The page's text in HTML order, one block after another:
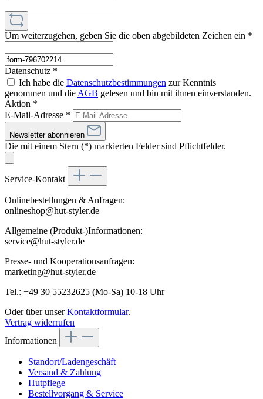
Um weiterzugehen, geben Sie die oben abgebildeten Zeichen ein *
Datenschutz *
Ich habe die Datenschutzbestimmungen zur Kenntnis
genommen und die AGB gelesen und bin mit ihnen einverstanden.
Aktion *
E-Mail-Adresse *
Newsletter abonnieren
Die mit einem Stern (*) markierten Felder sind Pflichtfelder.
Service-Kontakt
Onlinebestellungen & Anfragen:
onlineshop@hut-styler.de
Allgemeine (Produkt-)Informationen:
service@hut-styler.de
Presse- und Kooperationsanfragen:
marketing@hut-styler.de
Tel.: +49 30 55232625 (Mo-Sa) 10-18 Uhr
Oder über unserKontaktformular.
Vertrag widerrufen
Informationen
Standort/Ladengeschäft
Versand & Zahlung
Hutpflege
Bestellvorgang & Service